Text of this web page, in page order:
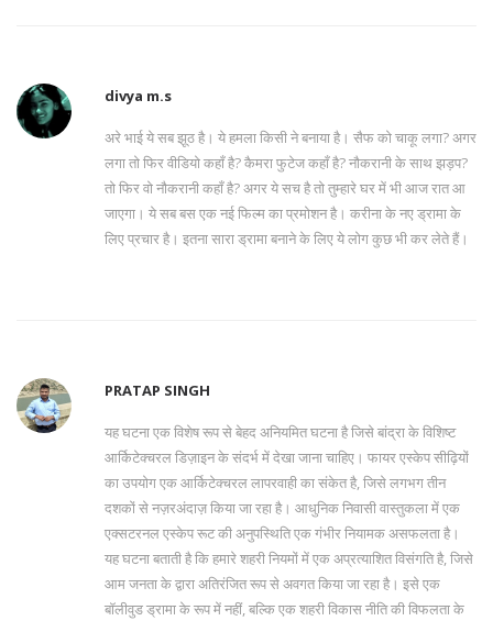
divya m.s
अरे भाई ये सब झूठ है। ये हमला किसी ने बनाया है। सैफ को चाकू लगा? अगर
लगा तो फिर वीडियो कहाँ है? कैमरा फुटेज कहाँ है? नौकरानी के साथ झड़प?
तो फिर वो नौकरानी कहाँ है? अगर ये सच है तो तुम्हारे घर में भी आज रात आ
जाएगा। ये सब बस एक नई फिल्म का प्रमोशन है। करीना के नए ड्रामा के
लिए प्रचार है। इतना सारा ड्रामा बनाने के लिए ये लोग कुछ भी कर लेते हैं।
PRATAP SINGH
यह घटना एक विशेष रूप से बेहद अनियमित घटना है जिसे बांद्रा के विशिष्ट
आर्किटेक्चरल डिज़ाइन के संदर्भ में देखा जाना चाहिए। फायर एस्केप सीढ़ियों
का उपयोग एक आर्किटेक्चरल लापरवाही का संकेत है, जिसे लगभग तीन
दशकों से नज़रअंदाज़ किया जा रहा है। आधुनिक निवासी वास्तुकला में एक
एक्सटरनल एस्केप रूट की अनुपस्थिति एक गंभीर नियामक असफलता है।
यह घटना बताती है कि हमारे शहरी नियमों में एक अप्रत्याशित विसंगति है, जिसे
आम जनता के द्वारा अतिरंजित रूप से अवगत किया जा रहा है। इसे एक
बॉलीवुड ड्रामा के रूप में नहीं, बल्कि एक शहरी विकास नीति की विफलता के